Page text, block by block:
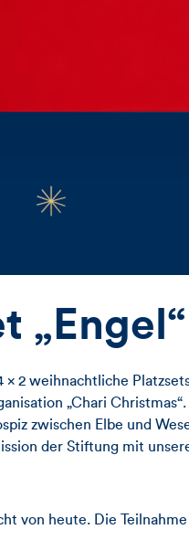
„Engel“
x 2 weihnachtliche
„Chari
zwischen Elbe und
der Stiftung mit
von heute. Die